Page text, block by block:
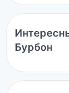
Бурбон